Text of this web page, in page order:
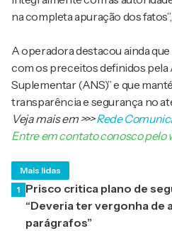
na completa apuração dos
A operadora destacou ainda
com os preceitos definidos pela
Suplementar (ANS)” e que
transparência e segurança no
Veja mais em>>>Rede
Entre em contato conosco pelo
Mais lidas
1 Prisco critica plano de
“Deveria ter vergonha de
parágrafos”